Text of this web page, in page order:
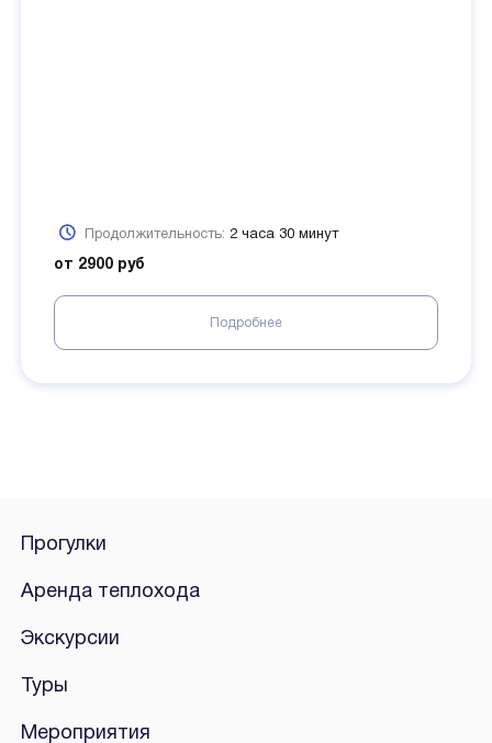
Продолжительность: 2 часа 30 минут
от 2900 руб
Подробнее
Прогулки
Аренда теплохода
Экскурсии
Туры
Мероприятия